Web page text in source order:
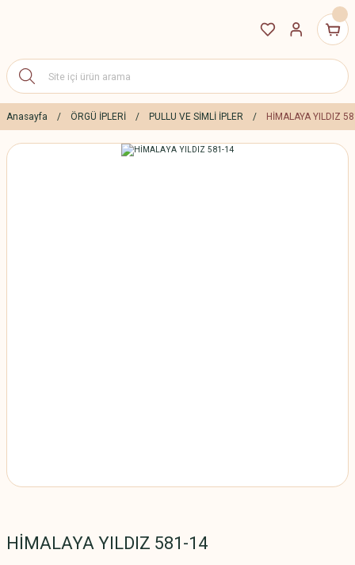
Anasayfa ÖRGÜ İPLERİ PULLU VE SİMLİ İPLER HİMALAYA YILDIZ
HİMALAYA YILDIZ 581-14